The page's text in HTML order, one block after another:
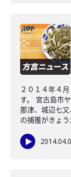
２０１４年４
す。 宮古島市
那津、城辺七
の捕獲がきょう